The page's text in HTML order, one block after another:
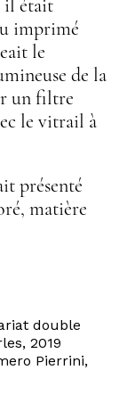
il était
imprimé
le
de la
un filtre
le vitrail à
présenté
matière
double
2019
Pierrini,